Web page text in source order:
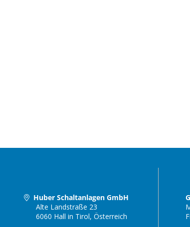
Huber Schaltanlagen GmbH
Alte Landstraße 23
6060 Hall in Tirol, Österreich